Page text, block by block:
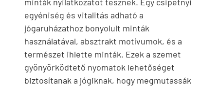
egyéniség és vitalitás adható a
jógaruházathoz bonyolult minták
használatával, absztrakt motívumok, és a
természet ihlette minták. Ezek a szemet
gyönyörködtető nyomatok lehetőséget
biztosítanak a jógiknak, hogy megmutassák